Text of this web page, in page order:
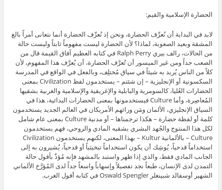
الحضارة الإسلامية والقيم:
لابد في البداية أن نُعرِّف الحضارة، ونحن إذ نُعرِّف الحضارة أنما نتعانى أمراً بالغ
المشقة وبعيد الصعوبة، لماذا؟ لأن الحضارة ليست مفهوماً ثابتاً وليست حالة
من الحالات، رالف بيري Ralph Perry في كتابه العظيم آفاق القيمة قال من
الصعب جداً ومن غير الميسور أن تُعرَّف الحضارة، أن يُعرَّف هذا المفهوم، لأن
كلاً من الناس يُريد به شيئاً في سياق مُختلِف، وبالفعل في الواقع في المدرسة
السكسونية أو الإنجليزية – إن شئتم – يستخدمون لفظ Civilization بمعنى
الحضارات العُليا، كالسومرية والبابلية والإغريقية والإسلامية والغربية بشقيها
المُعاصِرة، وأما Culture فيستخدمونها بمعنى الحضارات البدائية، هذا في
السياق الإنجليزي، الألمان ومَن ورائهم الأمريكان في العالم الجديد يستخدمون
كلمة أو لفظة حضارة – هكذا ترجمناها – أو مدنية Culture بمعنى عام شامل
لكل هذا المنتوج والجُهد البشري بشقيه المادي والروحي، فهم يستخدمون
Culture – بالألمانية Kultur – بهذا المعنى، لكنهم يستخدمون Civilization
استخداماً قدحياً، يُوشِك أن يكون استخداماً تبخيثياً أو قدحياً، يُشيرون به إلى
الجانب المادي فقط، والذي إذا ظهر واستبد بالمشهد فإنه مُؤذٌ بأفول حالة
التمدن لدى الإنسان، طبعاً نجد تفصيلاً وإسهاباً واسعاً جداً لدى المُؤرَّخ الألماني
الشهير أوسفالد شبينغلر Oswald Spengler في كتابه أفول الغرب.